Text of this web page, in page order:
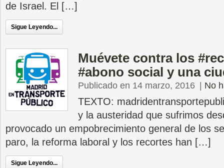
de Israel. El […]
Sigue Leyendo...
Muévete contra los
#abono social y una
Publicado en 14 marzo, 2016 No
TEXTO:
y la austeridad que sufrimos
provocado un empobrecimiento general de los
paro, la reforma laboral y los recortes han […]
Sigue Leyendo...